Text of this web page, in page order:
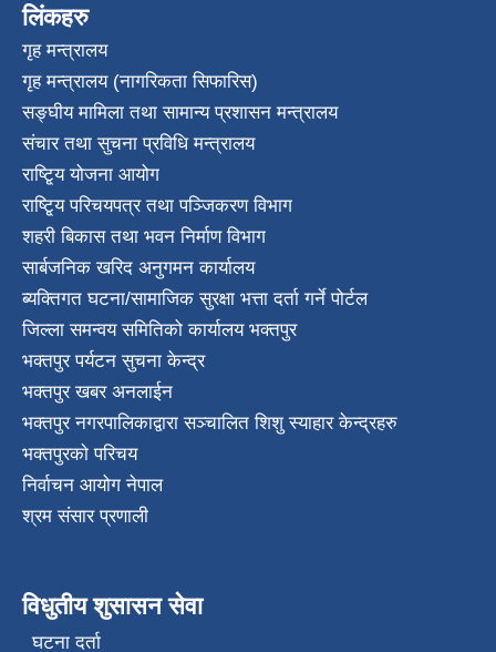
लिंकहरु
गृह मन्त्रालय
गृह मन्त्रालय (नागरिकता सिफारिस)
सङ्घीय मामिला तथा सामान्य प्रशासन मन्त्रालय
संचार तथा सुचना प्रविधि मन्त्रालय
राष्टि्ृय योजना आयोग
राष्टि्ृय परिचयपत्र तथा पञ्जिकरण विभाग
शहरी बिकास तथा भवन निर्माण विभाग
सार्बजनिक खरिद अनुगमन कार्यालय
ब्यक्तिगत घटना/सामाजिक सुरक्षा भत्ता दर्ता गर्ने पोर्टल
जिल्ला समन्वय समितिको कार्यालय भक्तपुर
भक्तपुर पर्यटन सुचना केन्द्र
भक्तपुर खबर अनलाईन
भक्तपुर नगरपालिकाद्वारा सञ्चालित शिशु स्याहार केन्द्रहरु
भक्तपुरकाे परिचय
निर्वाचन आयोग नेपाल
श्रम संसार प्रणाली
विधुतीय शुसासन सेवा
घटना दर्ता